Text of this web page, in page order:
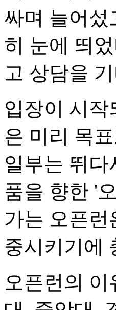
싸며 늘어섰
히 눈에 띄
고 상담을
입장이 시
은 미리 목
일부는 뛰
품을 향한 '
가는 오픈런
중시키기에
오픈런의